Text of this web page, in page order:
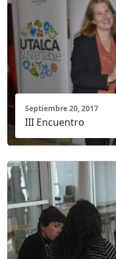
Septiembre 20, 2017
III Encuentro